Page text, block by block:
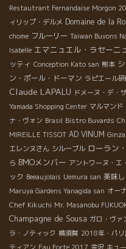
Restautrant Fernandaise Morgon
ィリップ・デルメ Domaine de la
chome フルーリー Taiwan Buvons
Isabelle エマニュエル・ラセーニ
ッティ Conception Kato san 熊本
ン・ポール・ドーマン ラピエール
Claude LAPALU ドメーヌ・デ・
Yamada Shopping Center マルマンド
ナ・ヴォン Brasil Bistro Buvards
MIREILLE TISSOT AD VINUM
エレンヌさん シルーブル ローラン
ら BMOメンバー アントワーヌ・エ
ック Beeaujolais Uemura san 美味し
Maruya Gardens Yanagida san オー
Chef Kikuchi Mr. Masanobu
Champagne de Sousa ガロ・ヴァ
ラ・ノティック 横須賀 2018年・パ